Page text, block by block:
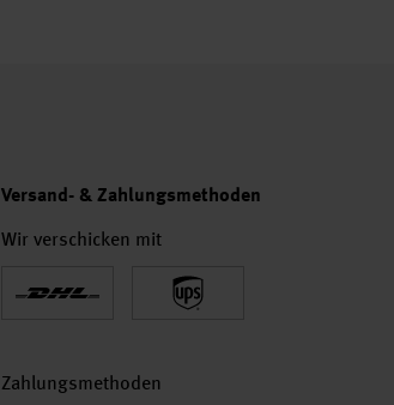
Versand- & Zahlungsmethoden
Wir verschicken mit
Zahlungsmethoden